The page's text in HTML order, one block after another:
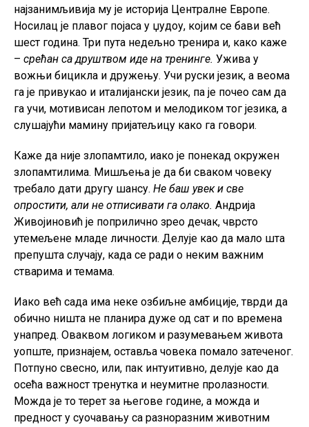
најзанимљивија му је историја Централне Европе.
Носилац је плавог појаса у џудоу, којим се бави већ
шест година. Три пута недељно тренира и, како каже
– срећан са друштвом иде на тренинге. Ужива у
вожњи бицикла и дружењу. Учи руски језик, а веома
га је привукао и италијански језик, па је почео сам да
га учи, мотивисан лепотом и мелодиком тог језика, а
слушајући мамину пријатељицу како га говори.
Каже да није злопамтило, иако је понекад окружен
злопамтилима. Мишљења је да би сваком човеку
требало дати другу шансу. Не баш увек и све
опростити, али не отписивати га олако. Андрија
Живојиновић је поприлично зрео дечак, чврсто
утемељене младе личности. Делује као да мало шта
препушта случају, када се ради о неким важним
стварима и темама.
Иако већ сада има неке озбиљне амбиције, тврди да
обично ништа не планира дуже од сат и по времена
унапред. Оваквом логиком и разумевањем живота
уопште, признајем, оставља човека помало затеченог.
Потпуно свесно, или, пак интуитивно, делује као да
осећа важност тренутка и неумитне пролазности.
Можда је то терет за његове године, а можда и
предност у суочавању са разноразним животним